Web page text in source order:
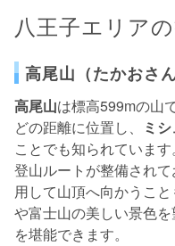
八王子エリア
高尾山（たかおさん
高尾山は標高599mの山
どの距離に位置し、
ミ
ことでも知られていま
登山ルートが整備されて
用して山頂へ向かうこ
や富士山の美しい景色
を堪能できます。